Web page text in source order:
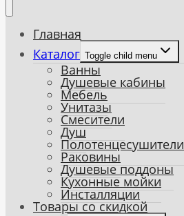
Главная
Каталог Toggle child menu
Ванны
Душевые кабины
Мебель
Унитазы
Смесители
Душ
Полотенцесушители
Раковины
Душевые поддоны
Кухонные мойки
Инсталляции
Товары со скидкой